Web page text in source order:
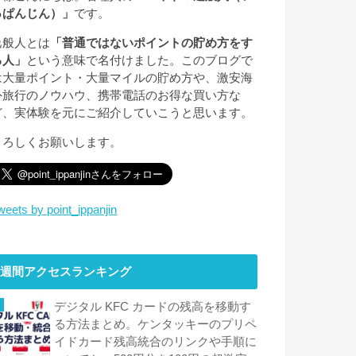
んじん）」 です。
般人とは 「普通ではないポイントの貯め方をす
」
という意味で名付けました。このブログで
大量ポイント・大量マイルの貯め方や、激安海
旅行のノウハウ、携帯電話のお得な買い方な
、実体験を元にご紹介していこうと思います。
しくお願いします。
by point_ippanjin
週間アクセスランキング
デジタル KFC カードの残高を移動す
る方法まとめ。ケンタッキーのプリペ
イドカード残高統合のリンクや手順に